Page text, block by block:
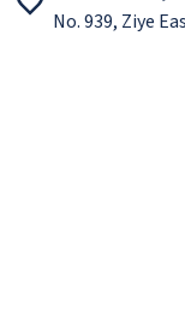
No. 939, Ziye